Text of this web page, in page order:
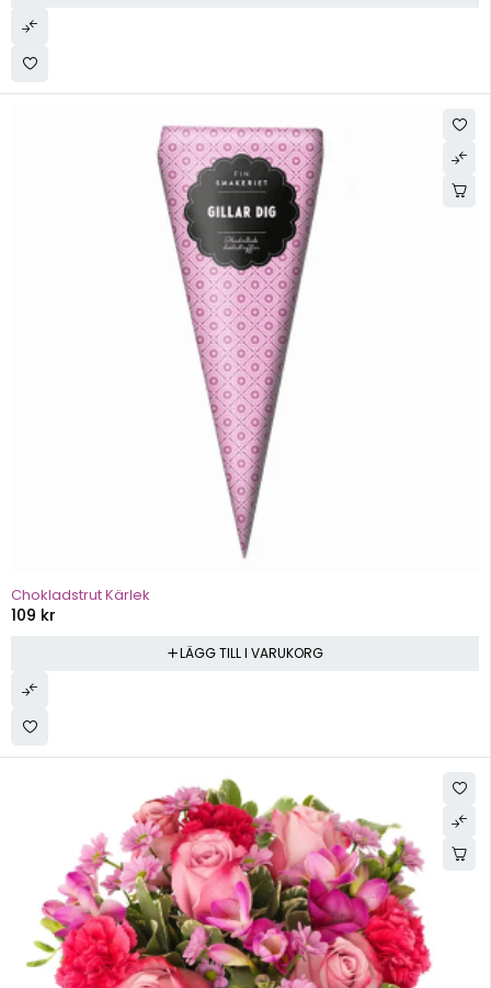
Chokladstrut Kärlek
109 kr
LÄGG TILL I VARUKORG